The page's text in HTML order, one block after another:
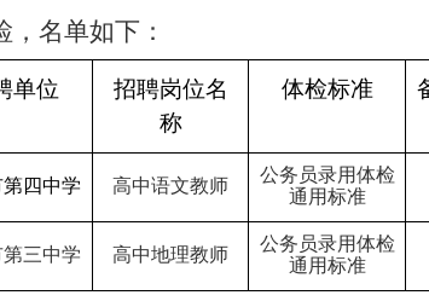
名单如下：
单位
招聘岗位名
称
体检标准
四中学 高中语文教师
公务员录用体检
通用标准
三中学 高中地理教师
公务员录用体检
通用标准